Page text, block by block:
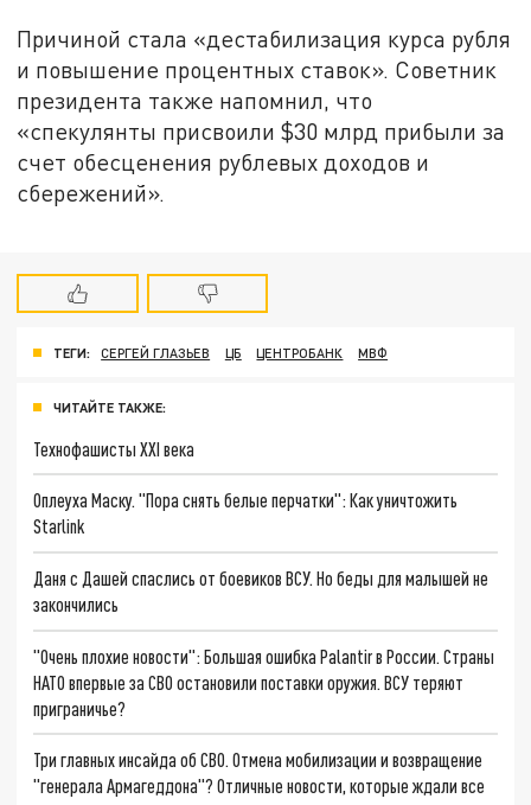
Причиной стала «дестабилизация курса рубля
и повышение процентных ставок». Советник
президента также напомнил, что
«спекулянты присвоили $30 млрд прибыли за
счет обесценения рублевых доходов и
сбережений».
ТЕГИ: СЕРГЕЙ ГЛАЗЬЕВ ЦБ ЦЕНТРОБАНК МВФ
ЧИТАЙТЕ ТАКЖЕ:
Технофашисты XXI века
Оплеуха Маску. "Пора снять белые перчатки": Как уничтожить
Starlink
Даня с Дашей спаслись от боевиков ВСУ. Но беды для малышей не
закончились
"Очень плохие новости": Большая ошибка Palantir в России. Страны
НАТО впервые за СВО остановили поставки оружия. ВСУ теряют
приграничье?
Три главных инсайда об СВО. Отмена мобилизации и возвращение
"генерала Армагеддона"? Отличные новости, которые ждали все